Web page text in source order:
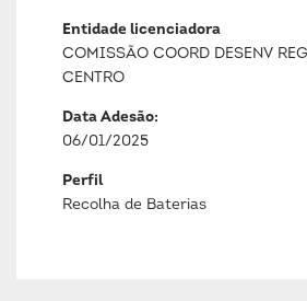
Entidade licenciadora
COMISSÃO COORD DESENV
CENTRO
Data Adesão:
06/01/2025
Perfil
Recolha de Baterias